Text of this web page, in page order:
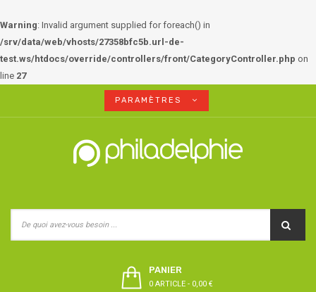
Warning: Invalid argument supplied for foreach() in
/srv/data/web/vhosts/27358bfc5b.url-de-
test.ws/htdocs/override/controllers/front/CategoryController.php on
line 27
PARAMÈTRES
PANIER
0 ARTICLE - 0,00 €